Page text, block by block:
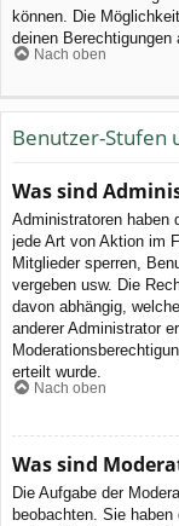
können. Die
deinen Berechtigungen
Nach oben
Benutzer-Stufen
Was sind
Administratoren haben
jede Art von Aktion im
Mitglieder sperren,
vergeben usw. Die
davon abhängig,
anderer Administrator
erteilt wurde.
Nach oben
Was sind
Die Aufgabe der
beobachten. Sie